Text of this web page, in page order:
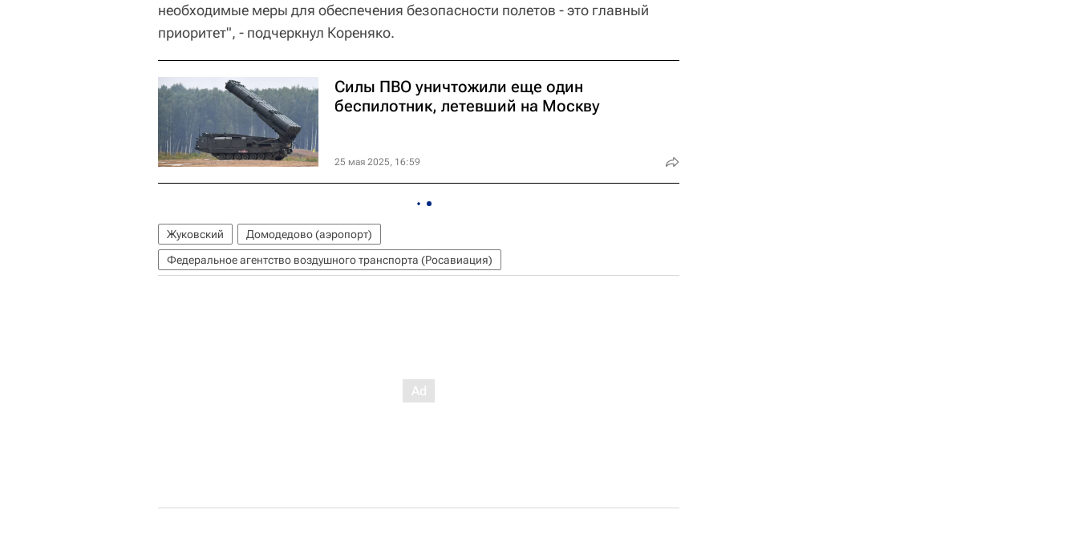
необходимые меры для обеспечения безопасности полетов - это главный
приоритет", - подчеркнул Кореняко.
Силы ПВО уничтожили еще один
беспилотник, летевший на Москву
25 мая 2025, 16:59
Жуковский
Домодедово (аэропорт)
Федеральное агентство воздушного транспорта (Росавиация)